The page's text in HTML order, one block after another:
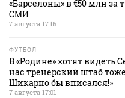
«Барселоны» в €50 млн за
СМИ
7 августа 17:16
ФУТБОЛ
В «Родине» хотят видеть
нас тренерский штаб
Шикарно бы вписался!»
7 августа 17:01